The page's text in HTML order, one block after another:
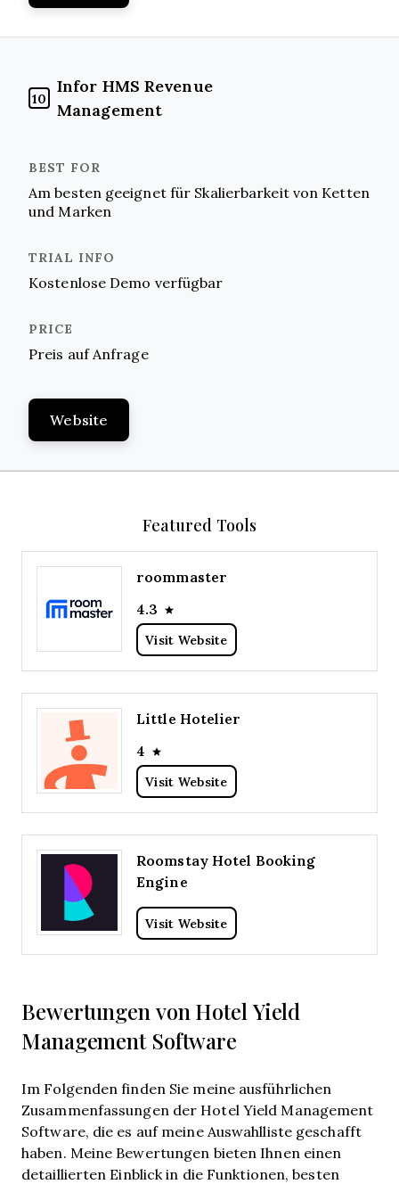
10
Infor HMS Revenue
Management
Am besten geeignet für Skalierbarkeit von Ketten
und Marken
Kostenlose Demo verfügbar
Preis auf Anfrage
Website
Featured Tools
roommaster
4.3
Visit Website
Little Hotelier
4
Visit Website
Roomstay Hotel Booking
Engine
Visit Website
Bewertungen von Hotel Yield
Management Software
Im Folgenden finden Sie meine ausführlichen
Zusammenfassungen der Hotel Yield Management
Software, die es auf meine Auswahlliste geschafft
haben. Meine Bewertungen bieten Ihnen einen
detaillierten Einblick in die Funktionen, besten